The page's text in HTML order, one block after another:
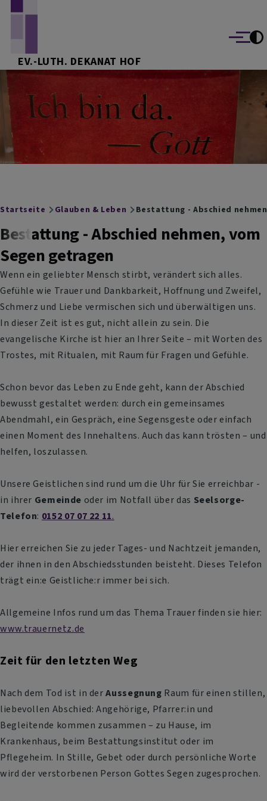
EV.-LUTH. DEKANAT HOF
Menü
Breadcrumb
Startseite Glauben & Leben Bestattung - Abschied
Bestattung - Abschied nehmen, vom
Segen getragen
Wenn ein geliebter Mensch stirbt, verändert sich alles.
Gefühle wie Trauer und Dankbarkeit, Hoffnung und Zweifel,
Schmerz und Liebe vermischen sich und überwältigen uns.
In dieser Zeit ist es gut, nicht allein zu sein. Die
evangelische Kirche ist hier an Ihrer Seite – mit Worten des
Trostes, mit Ritualen, mit Raum für Fragen und Gefühle.
Schon bevor das Leben zu Ende geht, kann der Abschied
bewusst gestaltet werden: durch ein gemeinsames
Abendmahl, ein Gespräch, eine Segensgeste oder einfach
einen Moment des Innehaltens. Auch das kann trösten – und
helfen, loszulassen.
Unsere Geistlichen sind rund um die Uhr für Sie erreichbar -
in ihrer Gemeinde oder im Notfall über das Seelsorge-
Telefon: 0152 07 07 22 11.
Hier erreichen Sie zu jeder Tages- und Nachtzeit jemanden,
der ihnen in den Abschiedsstunden beisteht. Dieses Telefon
trägt ein:e Geistliche:r immer bei sich.
Allgemeine Infos rund um das Thema Trauer finden sie hier:
www.trauernetz.de
Zeit für den letzten Weg
Nach dem Tod ist in derAussegnung Raum für einen stillen,
liebevollen Abschied: Angehörige, Pfarrer:in und
Begleitende kommen zusammen – zu Hause, im
Krankenhaus, beim Bestattungsinstitut oder im
Pflegeheim. In Stille, Gebet oder durch persönliche Worte
wird der verstorbenen Person Gottes Segen zugesprochen.